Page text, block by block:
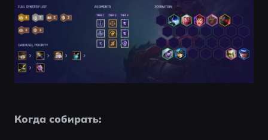
Когда собирать: